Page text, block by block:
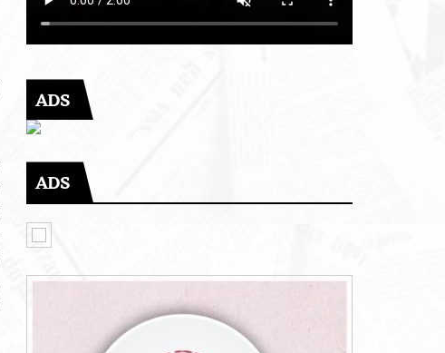
ADS
ADS